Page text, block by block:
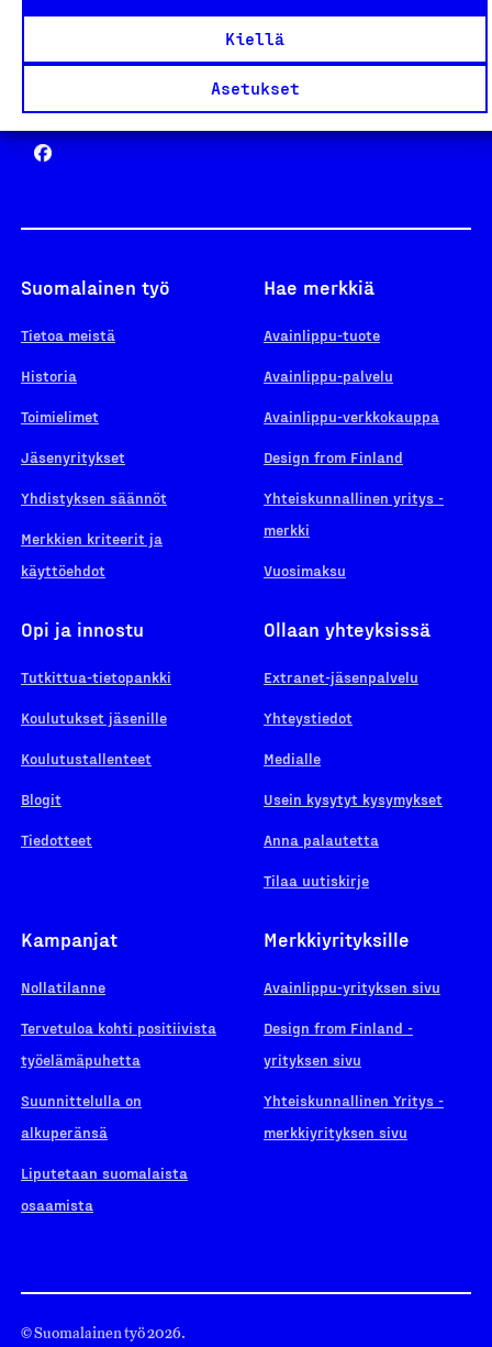
Kiellä
Asetukset
Yhteiskunnallinen Yritys -merkki
Suomalainen työ
Tietoa meistä
Historia
Toimielimet
Jäsenyritykset
Yhdistyksen säännöt
Merkkien kriteerit ja
käyttöehdot
Hae merkkiä
Avainlippu-tuote
Avainlippu-palvelu
Avainlippu-verkkokauppa
Design from Finland
Yhteiskunnallinen yritys -
merkki
Vuosimaksu
Opi ja innostu
Tutkittua-tietopankki
Koulutukset jäsenille
Koulutustallenteet
Blogit
Tiedotteet
Ollaan yhteyksissä
Extranet-jäsenpalvelu
Yhteystiedot
Medialle
Usein kysytyt kysymykset
Anna palautetta
Tilaa uutiskirje
Kampanjat
Nollatilanne
Tervetuloa kohti positiivista
työelämäpuhetta
Suunnittelulla on
alkuperänsä
Liputetaan suomalaista
osaamista
Merkkiyrityksille
Avainlippu-yrityksen sivu
Design from Finland -
yrityksen sivu
Yhteiskunnallinen Yritys -
merkkiyrityksen sivu
© Suomalainen työ 2026.